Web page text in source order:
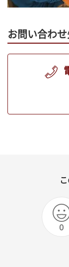
お問い合わ
0